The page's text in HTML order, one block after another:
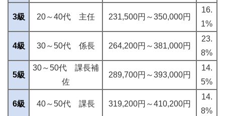
3級 20～40代 主任 231,500円～350,000円
16.
1%
4級 30～50代 係長 264,200円～381,000円
23.
8%
5級
30～50代 課長補
佐
289,700円～393,000円
14.
5%
6級 40～50代 課長 319,200円～410,200円
14.
8%